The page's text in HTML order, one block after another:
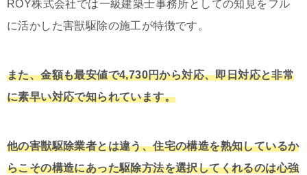
ROY株式会社では一級建築士事務所としての知見をフル
に活かした害獣駆除の施工が特徴です。
また、金額も最安値で4,730円から対応、即日対応と非常
に素早い対応で知られています。
他の害獣駆除業者とは違う、住宅の構造を熟知しているか
らこその構造にあった駆除方法を選択してくれるのは心強